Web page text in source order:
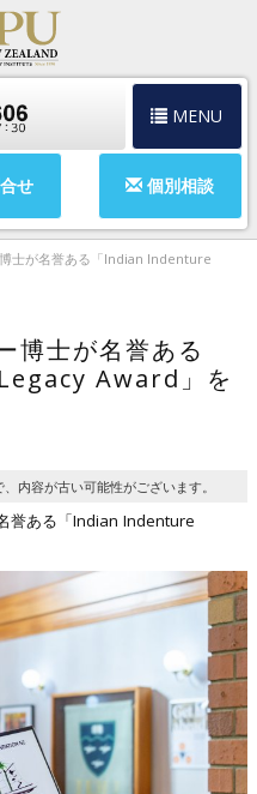
MENU
せ 個別相談
士が名誉ある「Indian Indenture
博士が名誉ある
Award」を
内容が古い可能性がございます。
誉ある「Indian Indenture